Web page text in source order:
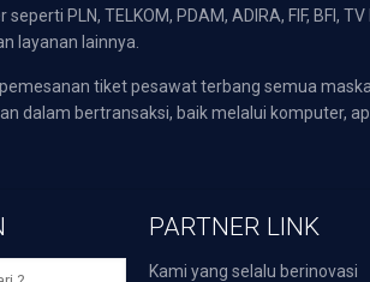
seperti PLN, TELKOM, PDAM, ADIRA, FIF,
layanan lainnya.
tiket pesawat terbang semua
dalam bertransaksi, baik melalui komputer,
PARTNER LINK
Kami yang selalu berinovasi